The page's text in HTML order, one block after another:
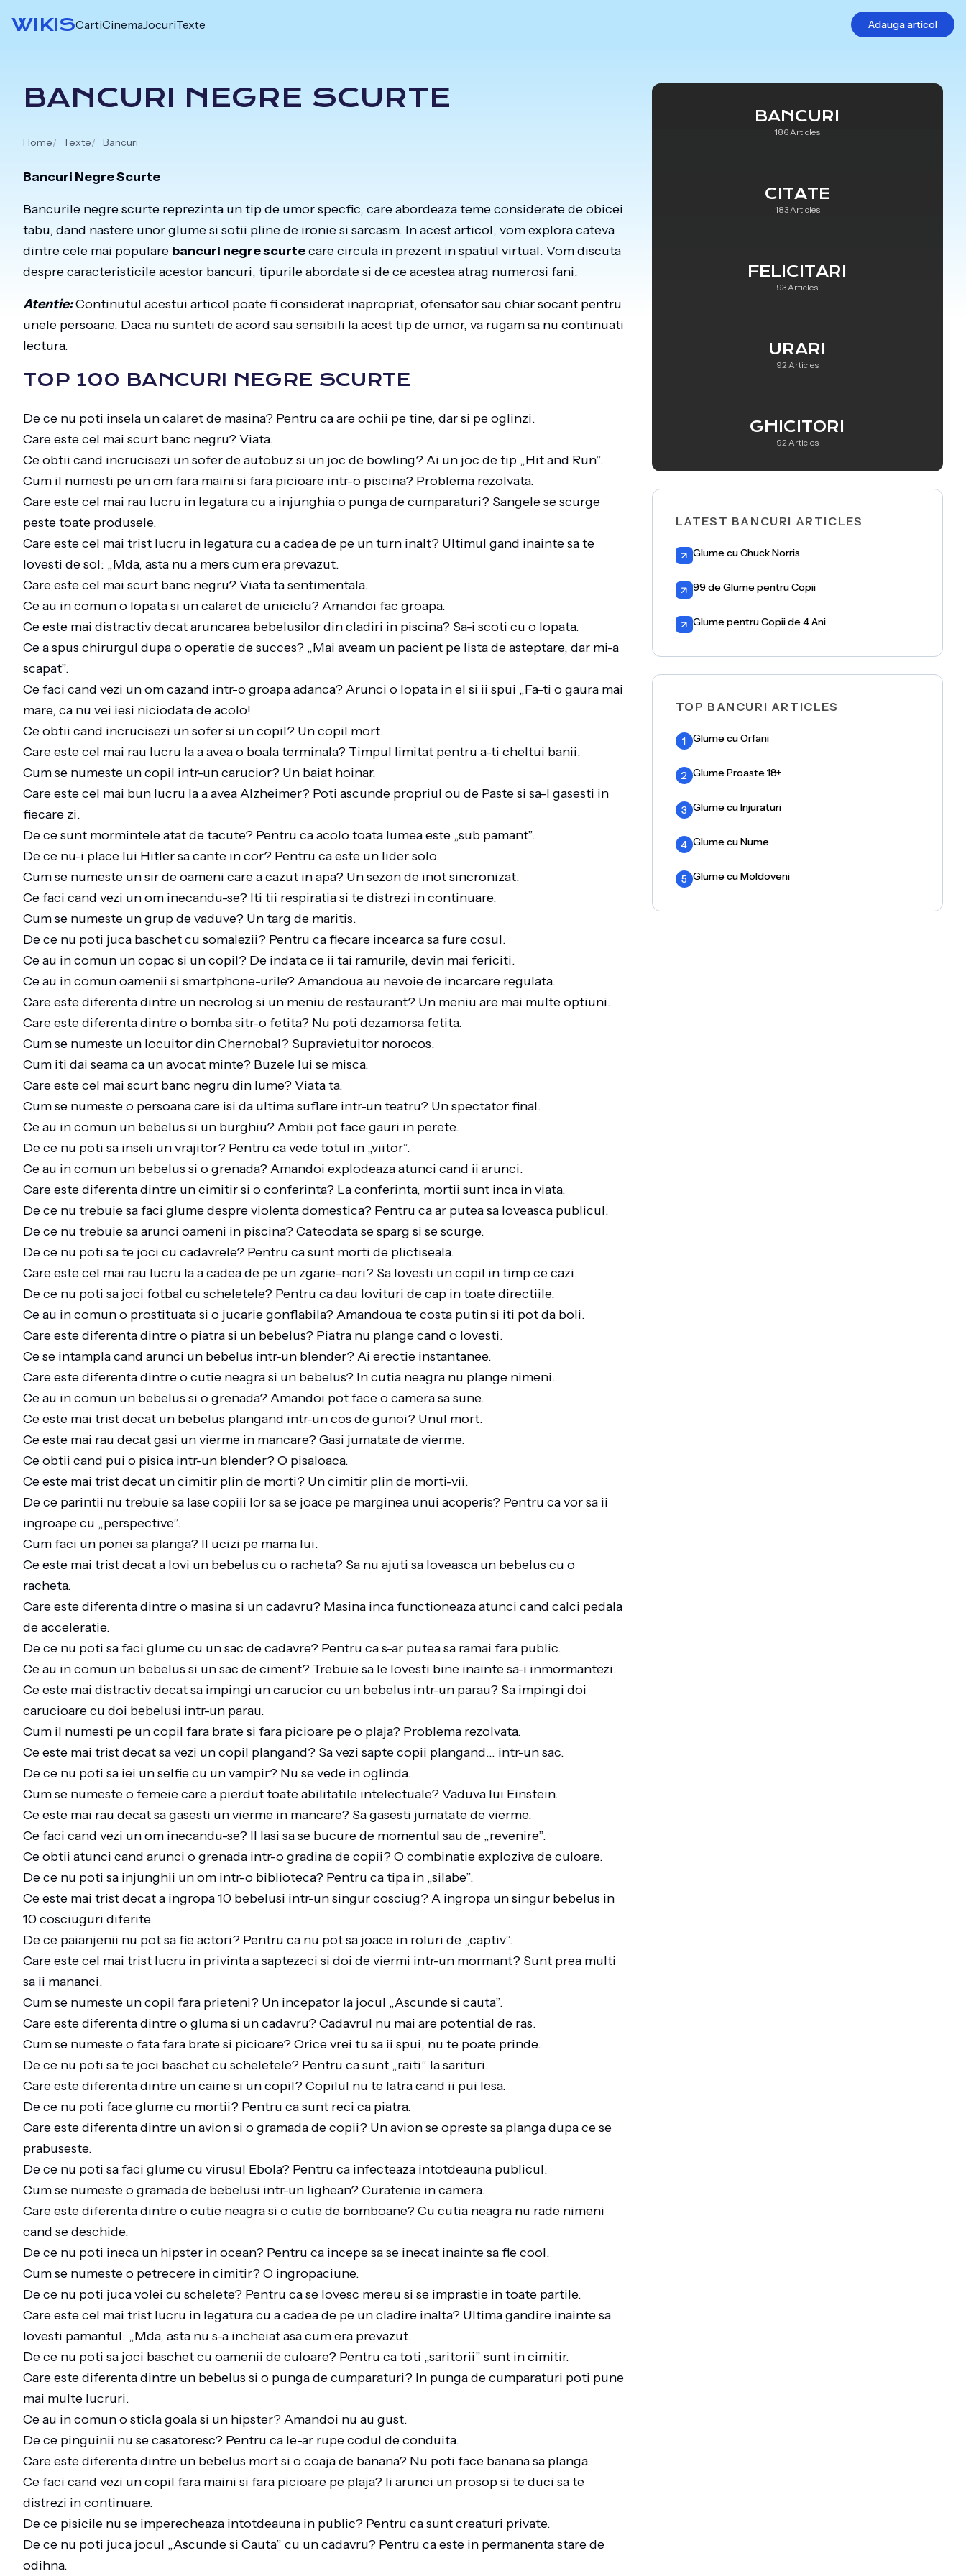
WIKISCartiCinemaJocuriTexte Adauga articol
BANCURI NEGRE SCURTE
Home Texte Bancuri
Bancuri Negre Scurte
Bancurile negre scurte reprezinta un tip de umor specfic, care abordeaza teme considerate de obicei
tabu, dand nastere unor glume si sotii pline de ironie si sarcasm. In acest articol, vom explora cateva
dintre cele mai populare bancuri negre scurtecare circula in prezent in spatiul virtual. Vom discuta
despre caracteristicile acestor bancuri, tipurile abordate si de ce acestea atrag numerosi fani.
Atentie:Continutul acestui articol poate fi considerat inapropriat, ofensator sau chiar socant pentru
unele persoane. Daca nu sunteti de acord sau sensibili la acest tip de umor, va rugam sa nu continuati
lectura.
TOP 100 BANCURI NEGRE SCURTE
De ce nu poti insela un calaret de masina? Pentru ca are ochii pe tine, dar si pe oglinzi.
Care este cel mai scurt banc negru? Viata.
Ce obtii cand incrucisezi un sofer de autobuz si un joc de bowling? Ai un joc de tip „Hit and Run”.
Cum il numesti pe un om fara maini si fara picioare intr-o piscina? Problema rezolvata.
Care este cel mai rau lucru in legatura cu a injunghia o punga de cumparaturi? Sangele se scurge
peste toate produsele.
Care este cel mai trist lucru in legatura cu a cadea de pe un turn inalt? Ultimul gand inainte sa te
lovesti de sol: „Mda, asta nu a mers cum era prevazut.
Care este cel mai scurt banc negru? Viata ta sentimentala.
Ce au in comun o lopata si un calaret de uniciclu? Amandoi fac groapa.
Ce este mai distractiv decat aruncarea bebelusilor din cladiri in piscina? Sa-i scoti cu o lopata.
Ce a spus chirurgul dupa o operatie de succes? „Mai aveam un pacient pe lista de asteptare, dar mi-a
scapat”.
Ce faci cand vezi un om cazand intr-o groapa adanca? Arunci o lopata in el si ii spui „Fa-ti o gaura mai
mare, ca nu vei iesi niciodata de acolo!
Ce obtii cand incrucisezi un sofer si un copil? Un copil mort.
Care este cel mai rau lucru la a avea o boala terminala? Timpul limitat pentru a-ti cheltui banii.
Cum se numeste un copil intr-un carucior? Un baiat hoinar.
Care este cel mai bun lucru la a avea Alzheimer? Poti ascunde propriul ou de Paste si sa-l gasesti in
fiecare zi.
De ce sunt mormintele atat de tacute? Pentru ca acolo toata lumea este „sub pamant”.
De ce nu-i place lui Hitler sa cante in cor? Pentru ca este un lider solo.
Cum se numeste un sir de oameni care a cazut in apa? Un sezon de inot sincronizat.
Ce faci cand vezi un om inecandu-se? Iti tii respiratia si te distrezi in continuare.
Cum se numeste un grup de vaduve? Un targ de maritis.
De ce nu poti juca baschet cu somalezii? Pentru ca fiecare incearca sa fure cosul.
Ce au in comun un copac si un copil? De indata ce ii tai ramurile, devin mai fericiti.
Ce au in comun oamenii si smartphone-urile? Amandoua au nevoie de incarcare regulata.
Care este diferenta dintre un necrolog si un meniu de restaurant? Un meniu are mai multe optiuni.
Care este diferenta dintre o bomba sitr-o fetita? Nu poti dezamorsa fetita.
Cum se numeste un locuitor din Chernobal? Supravietuitor norocos.
Cum iti dai seama ca un avocat minte? Buzele lui se misca.
Care este cel mai scurt banc negru din lume? Viata ta.
Cum se numeste o persoana care isi da ultima suflare intr-un teatru? Un spectator final.
Ce au in comun un bebelus si un burghiu? Ambii pot face gauri in perete.
De ce nu poti sa inseli un vrajitor? Pentru ca vede totul in „viitor”.
Ce au in comun un bebelus si o grenada? Amandoi explodeaza atunci cand ii arunci.
Care este diferenta dintre un cimitir si o conferinta? La conferinta, mortii sunt inca in viata.
De ce nu trebuie sa faci glume despre violenta domestica? Pentru ca ar putea sa loveasca publicul.
De ce nu trebuie sa arunci oameni in piscina? Cateodata se sparg si se scurge.
De ce nu poti sa te joci cu cadavrele? Pentru ca sunt morti de plictiseala.
Care este cel mai rau lucru la a cadea de pe un zgarie-nori? Sa lovesti un copil in timp ce cazi.
De ce nu poti sa joci fotbal cu scheletele? Pentru ca dau lovituri de cap in toate directiile.
Ce au in comun o prostituata si o jucarie gonflabila? Amandoua te costa putin si iti pot da boli.
Care este diferenta dintre o piatra si un bebelus? Piatra nu plange cand o lovesti.
Ce se intampla cand arunci un bebelus intr-un blender? Ai erectie instantanee.
Care este diferenta dintre o cutie neagra si un bebelus? In cutia neagra nu plange nimeni.
Ce au in comun un bebelus si o grenada? Amandoi pot face o camera sa sune.
Ce este mai trist decat un bebelus plangand intr-un cos de gunoi? Unul mort.
Ce este mai rau decat gasi un vierme in mancare? Gasi jumatate de vierme.
Ce obtii cand pui o pisica intr-un blender? O pisaloaca.
Ce este mai trist decat un cimitir plin de morti? Un cimitir plin de morti-vii.
De ce parintii nu trebuie sa lase copiii lor sa se joace pe marginea unui acoperis? Pentru ca vor sa ii
ingroape cu „perspective”.
Cum faci un ponei sa planga? Il ucizi pe mama lui.
Ce este mai trist decat a lovi un bebelus cu o racheta? Sa nu ajuti sa loveasca un bebelus cu o
racheta.
Care este diferenta dintre o masina si un cadavru? Masina inca functioneaza atunci cand calci pedala
de acceleratie.
De ce nu poti sa faci glume cu un sac de cadavre? Pentru ca s-ar putea sa ramai fara public.
Ce au in comun un bebelus si un sac de ciment? Trebuie sa le lovesti bine inainte sa-i inmormantezi.
Ce este mai distractiv decat sa impingi un carucior cu un bebelus intr-un parau? Sa impingi doi
carucioare cu doi bebelusi intr-un parau.
Cum il numesti pe un copil fara brate si fara picioare pe o plaja? Problema rezolvata.
Ce este mai trist decat sa vezi un copil plangand? Sa vezi sapte copii plangand… intr-un sac.
De ce nu poti sa iei un selfie cu un vampir? Nu se vede in oglinda.
Cum se numeste o femeie care a pierdut toate abilitatile intelectuale? Vaduva lui Einstein.
Ce este mai rau decat sa gasesti un vierme in mancare? Sa gasesti jumatate de vierme.
Ce faci cand vezi un om inecandu-se? Il lasi sa se bucure de momentul sau de „revenire”.
Ce obtii atunci cand arunci o grenada intr-o gradina de copii? O combinatie exploziva de culoare.
De ce nu poti sa injunghii un om intr-o biblioteca? Pentru ca tipa in „silabe”.
Ce este mai trist decat a ingropa 10 bebelusi intr-un singur cosciug? A ingropa un singur bebelus in
10 cosciuguri diferite.
De ce paianjenii nu pot sa fie actori? Pentru ca nu pot sa joace in roluri de „captiv”.
Care este cel mai trist lucru in privinta a saptezeci si doi de viermi intr-un mormant? Sunt prea multi
sa ii mananci.
Cum se numeste un copil fara prieteni? Un incepator la jocul „Ascunde si cauta”.
Care este diferenta dintre o gluma si un cadavru? Cadavrul nu mai are potential de ras.
Cum se numeste o fata fara brate si picioare? Orice vrei tu sa ii spui, nu te poate prinde.
De ce nu poti sa te joci baschet cu scheletele? Pentru ca sunt „raiti” la sarituri.
Care este diferenta dintre un caine si un copil? Copilul nu te latra cand ii pui lesa.
De ce nu poti face glume cu mortii? Pentru ca sunt reci ca piatra.
Care este diferenta dintre un avion si o gramada de copii? Un avion se opreste sa planga dupa ce se
prabuseste.
De ce nu poti sa faci glume cu virusul Ebola? Pentru ca infecteaza intotdeauna publicul.
Cum se numeste o gramada de bebelusi intr-un lighean? Curatenie in camera.
Care este diferenta dintre o cutie neagra si o cutie de bomboane? Cu cutia neagra nu rade nimeni
cand se deschide.
De ce nu poti ineca un hipster in ocean? Pentru ca incepe sa se inecat inainte sa fie cool.
Cum se numeste o petrecere in cimitir? O ingropaciune.
De ce nu poti juca volei cu schelete? Pentru ca se lovesc mereu si se imprastie in toate partile.
Care este cel mai trist lucru in legatura cu a cadea de pe un cladire inalta? Ultima gandire inainte sa
lovesti pamantul: „Mda, asta nu s-a incheiat asa cum era prevazut.
De ce nu poti sa joci baschet cu oamenii de culoare? Pentru ca toti „saritorii” sunt in cimitir.
Care este diferenta dintre un bebelus si o punga de cumparaturi? In punga de cumparaturi poti pune
mai multe lucruri.
Ce au in comun o sticla goala si un hipster? Amandoi nu au gust.
De ce pinguinii nu se casatoresc? Pentru ca le-ar rupe codul de conduita.
Care este diferenta dintre un bebelus mort si o coaja de banana? Nu poti face banana sa planga.
Ce faci cand vezi un copil fara maini si fara picioare pe plaja? Ii arunci un prosop si te duci sa te
distrezi in continuare.
De ce pisicile nu se imperecheaza intotdeauna in public? Pentru ca sunt creaturi private.
De ce nu poti juca jocul „Ascunde si Cauta” cu un cadavru? Pentru ca este in permanenta stare de
odihna.
BANCURI
186 Articles
CITATE
183 Articles
FELICITARI
93 Articles
URARI
92 Articles
GHICITORI
92 Articles
LATEST BANCURI ARTICLES
Glume cu Chuck Norris
99 de Glume pentru Copii
Glume pentru Copii de 4 Ani
TOP BANCURI ARTICLES
1 Glume cu Orfani
2 Glume Proaste 18+
3 Glume cu Injuraturi
4 Glume cu Nume
5 Glume cu Moldoveni